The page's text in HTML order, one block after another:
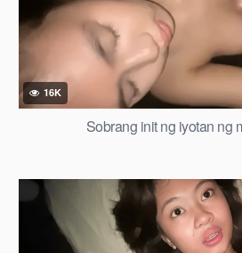
16K
Sobrang init ng iyotan ng